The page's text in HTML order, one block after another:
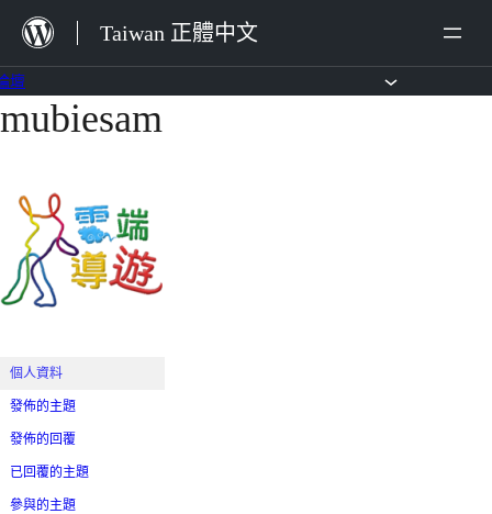
主
要
Taiwan 正體中文
壇
跳
容
mubiesam
個人資料
發佈的主題
發佈的回覆
已回覆的主題
參與的主題